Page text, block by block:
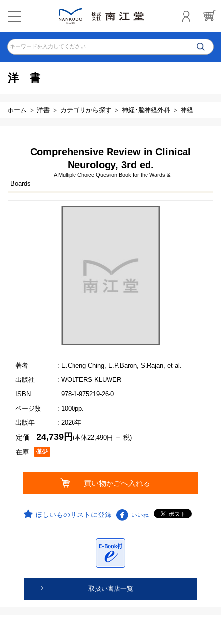
キーワードを入力してください
洋書
ホーム 洋書 カテゴリから探す 神経･脳神経外科 神経
Comprehensive Review in Clinical
Neurology, 3rd ed.
- A Multiple Choice Question Book for the Wards &
Boards
著者
: E.Cheng-Ching, E.P.Baron, S.Rajan, et al.
出版社
: WOLTERS KLUWER
ISBN
: 978-1-975219-26-0
ページ数
: 1000pp.
出版年
: 2026年
在庫
定価24,739円(本体22,490円 ＋ 税)
ほしいものリストに登録 いいね
取扱い書店一覧